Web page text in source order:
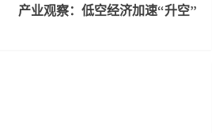
产业观察：低空经济加速“升空”